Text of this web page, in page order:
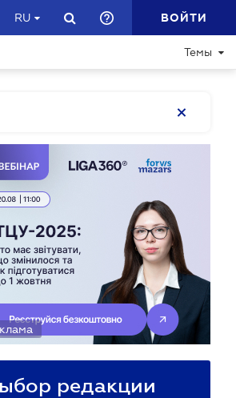
RU ВОЙТИ
Темы
редакции